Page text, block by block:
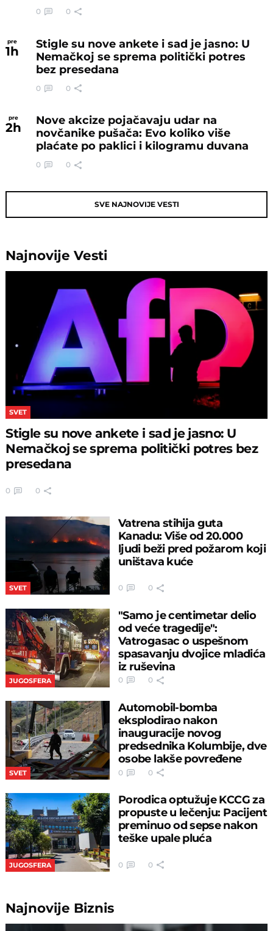
0 0
pre
1h
Stigle su nove ankete i sad je jasno: U
Nemačkoj se sprema politički potres
bez presedana
0 0
pre
2h
Nove akcize pojačavaju udar na
novčanike pušača: Evo koliko više
plaćate po paklici i kilogramu duvana
0 0
SVE NAJNOVIJE VESTI
NajnovijeVesti
SVET
Stigle su nove ankete i sad je jasno: U
Nemačkoj se sprema politički potres bez
presedana
0 0
SVET
Vatrena stihija guta
Kanadu: Više od 20.000
ljudi beži pred požarom koji
uništava kuće
0 0
JUGOSFERA
"Samo je centimetar delio
od veće tragedije":
Vatrogasac o uspešnom
spasavanju dvojice mladića
iz ruševina
0 0
SVET
Automobil-bomba
eksplodirao nakon
inauguracije novog
predsednika Kolumbije, dve
osobe lakše povređene
0 0
JUGOSFERA
Porodica optužuje KCCG za
propuste u lečenju: Pacijent
preminuo od sepse nakon
teške upale pluća
0 0
Najnovije Biznis